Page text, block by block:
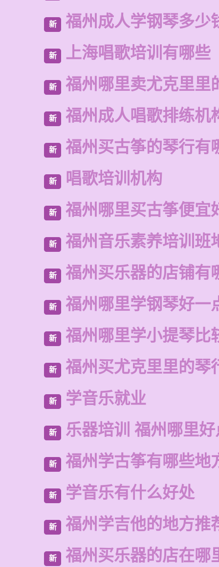
新 福州成人学钢琴多少
新 上海唱歌培训有哪些
新 福州哪里卖尤克里里
新 福州成人唱歌排练机
新 福州买古筝的琴行有
新 唱歌培训机构
新 福州哪里买古筝便宜
新 福州音乐素养培训班
新 福州买乐器的店铺有
新 福州哪里学钢琴好一
新 福州哪里学小提琴比
新 福州买尤克里里的琴
新 学音乐就业
新 乐器培训 福州哪里
新 福州学古筝有哪些地
新 学音乐有什么好处
新 福州学吉他的地方推
新 福州买乐器的店在哪